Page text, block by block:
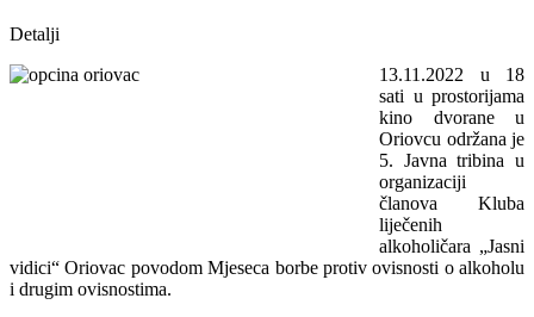
Detalji
13.11.2022 u 18
sati u prostorijama
kino dvorane u
Oriovcu održana je
5. Javna tribina u
organizaciji
članova Kluba
liječenih
alkoholičara „Jasni
vidici“ Oriovac povodom Mjeseca borbe protiv ovisnosti o alkoholu
i drugim ovisnostima.